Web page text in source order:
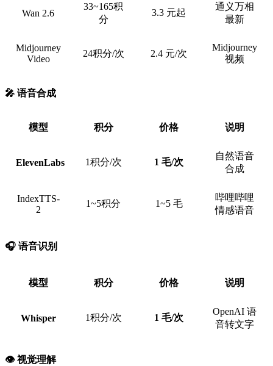
Wan 2.6
33~165积
分
3.3 元起
通义万相
最新
Midjourney
Video
24积分/次 2.4 元/次
Midjourney
视频
🎤 语音合成
模型 积分 价格 说明
ElevenLabs 1积分/次 1 毛/次
自然语音
合成
IndexTTS-
2
1~5积分 1~5 毛
哔哩哔哩
情感语音
🎧 语音识别
模型 积分 价格 说明
Whisper 1积分/次 1 毛/次
OpenAI 语
音转文字
👁️ 视觉理解